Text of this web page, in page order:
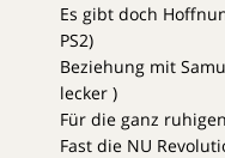
Es gibt doch
PS2)
Beziehung mit
lecker )
Für die ganz
Fast die NU